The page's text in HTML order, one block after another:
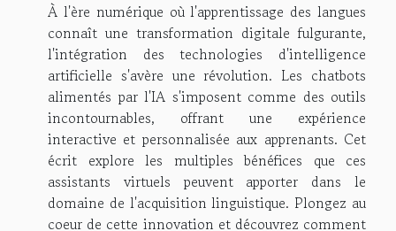
À l'ère numérique où l'apprentissage des langues
connaît une transformation digitale fulgurante,
l'intégration des technologies d'intelligence
artificielle s'avère une révolution. Les chatbots
alimentés par l'IA s'imposent comme des outils
incontournables, offrant une expérience
interactive et personnalisée aux apprenants. Cet
écrit explore les multiples bénéfices que ces
assistants virtuels peuvent apporter dans le
domaine de l'acquisition linguistique. Plongez au
coeur de cette innovation et découvrez comment